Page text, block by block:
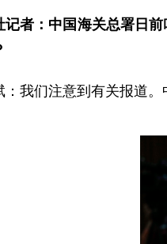
记者：中国海关总署日
：我们注意到有关报道